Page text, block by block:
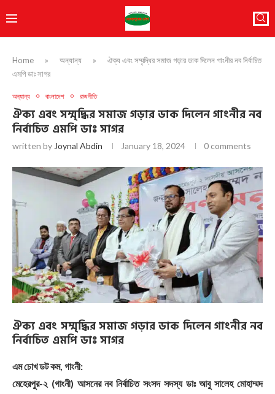
Home » অন্যান্য »
ঐক্য এবং সম্মৃদ্ধির সমাজ গড়ার ডাক দিলেন গাংনীর নব নির্বাচিত
এমপি ডাঃ সাগর
অন্যান্য বাংলাদেশ রাজনীতি
ঐক্য এবং সম্মৃদ্ধির সমাজ গড়ার ডাক দিলেন গাংনীর নব
নির্বাচিত এমপি ডাঃ সাগর
written by Joynal Abdin January 18, 2024 0 comments
ঐক্য এবং সম্মৃদ্ধির সমাজ গড়ার ডাক দিলেন গাংনীর নব
নির্বাচিত এমপি ডাঃ সাগর
এম চোখ ডট কম, গাংনী:
মেহেরপুর-২ (গাংনী) আসনের নব নির্বাচিত সংসদ সদস্য ডাঃ আবু সালেহ মোহাম্মদ